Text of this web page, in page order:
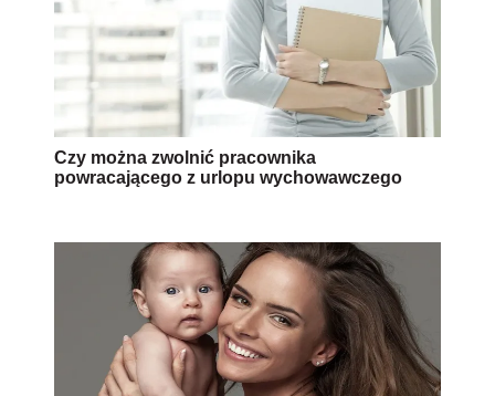
Czy można zwolnić pracownika
powracającego z urlopu wychowawczego